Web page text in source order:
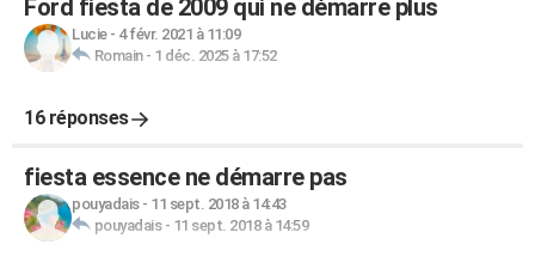
Ford fiesta de 2009 qui ne démarre plus
Lucie- 4 févr. 2021 à 11:09
Romain- 1 déc. 2025 à 17:52
16 réponses
fiesta essence ne démarre pas
pouyadais- 11 sept. 2018 à 14:43
pouyadais- 11 sept. 2018 à 14:59